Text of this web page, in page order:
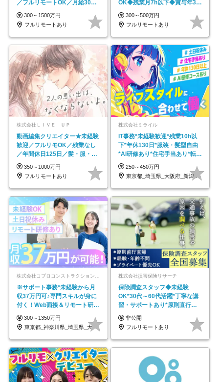
／フルリモートOK／月給30万
円～／年休130日以上
300～1500万円
フルリモートあり
OK◆残業月7h以下◆賞与年3回
◆5年目まで必ず昇給
300～500万円
フルリモートあり
株式会社ＬＩＶＥ ＵＰ
動画編集クリエイター★未経験
歓迎／フルリモOK／残業なし
／年間休日125日／髪・服・ネ
イル自由／研修充実で安心
350～1000万円
フルリモートあり
株式会社ミライル
IT事務*未経験歓迎*残業10h以
下*年休130日*服装・髪型自由
*AI研修あり*住宅手当あり*転勤
なし
250～450万円
東京都_埼玉県_大阪府_新潟県_福岡県
※サポート事務*未経験から月
収37万円可♪専門スキルが身に
付く！Web面接＆リモート研修
も充実♪/a
300～1350万円
東京都_神奈川県_埼玉県_大阪府_愛知県…
株式会社損害保険リサーチ
保険調査スタッフ◆未経験
OK*30代～60代活躍*丁寧な講
習・サポートあり*原則直行直
帰／全国募集・業務委託
非公開
フルリモートあり